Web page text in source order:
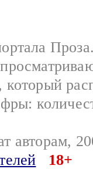
авторам,
18+